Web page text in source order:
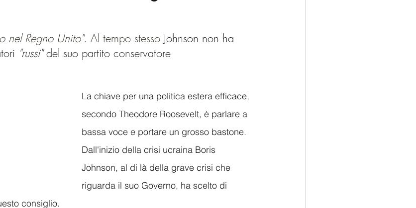
nel Regno Unito". Al tempo stesso Johnson non ha
"russi" del suo partito conservatore
La chiave per una politica estera efficace,
secondo Theodore Roosevelt, è parlare a
bassa voce e portare un grosso bastone.
Dall'inizio della crisi ucraina Boris
Johnson, al di là della grave crisi che
riguarda il suo Governo, ha scelto di
consiglio.